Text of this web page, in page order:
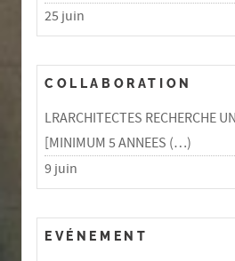
25 juin
COLLABORATION
LRARCHITECTES RECHERCHE
[MINIMUM 5 ANNEES (…)
9 juin
EVÉNEMENT